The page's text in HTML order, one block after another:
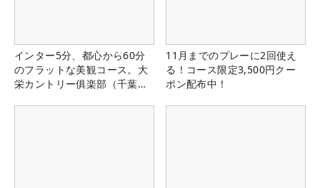
インター5分、都心から60分
のフラットな美観コース。大
栄カントリー俱楽部（千葉
11月までのプレーに2回使え
る！コース限定3,500円クー
ポン配布中！